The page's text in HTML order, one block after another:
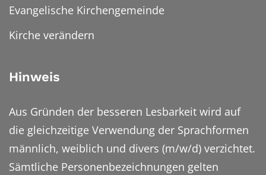
Evangelische Kirchengemeinde
Kirche verändern
Hinweis
Aus Gründen der besseren Lesbarkeit wird auf
die gleichzeitige Verwendung der Sprachformen
männlich, weiblich und divers (m/w/d) verzichtet.
Sämtliche Personenbezeichnungen gelten